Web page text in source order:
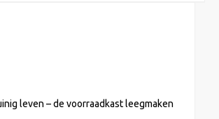
leven – de voorraadkast leegmaken